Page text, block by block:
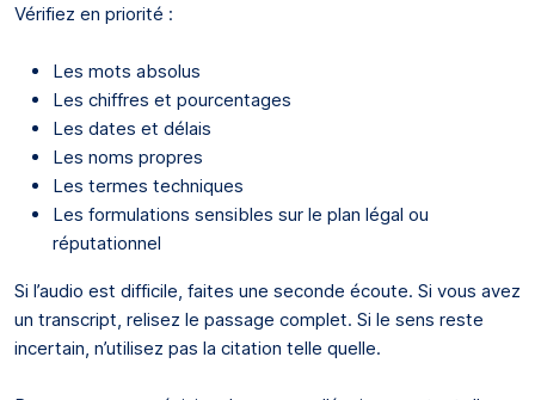
Vérifiez en priorité :
Les mots absolus
Les chiffres et pourcentages
Les dates et délais
Les noms propres
Les termes techniques
Les formulations sensibles sur le plan légal ou
réputationnel
Si l’audio est difficile, faites une seconde écoute. Si vous avez
un transcript, relisez le passage complet. Si le sens reste
incertain, n’utilisez pas la citation telle quelle.